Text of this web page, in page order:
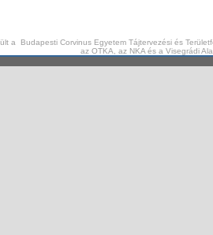
a Budapesti Corvinus Egyetem Tájtervezési és
az OTKA, az NKA és a Visegrádi